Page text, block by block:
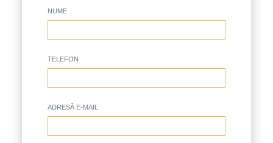
NUME
TELEFON
ADRESĂ E-MAIL